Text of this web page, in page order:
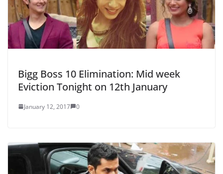
Bigg Boss 10 Elimination: Mid week
Eviction Tonight on 12th January
January 12, 2017 0